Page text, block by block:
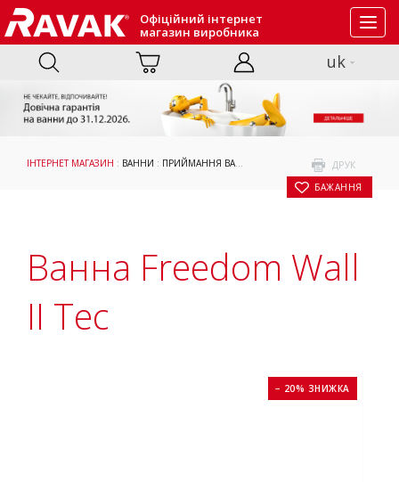
Офіційний інтернет
магазин виробника
uk
ДРУК
БАЖАННЯ
ІНТЕРНЕТ МАГАЗИН : ВАННИ : ПРИЙМАННЯ ВАННИ : ВАННА FREEDOM WALL II TEC
Ванна Freedom Wall
II Tec
− 20% ЗНИЖКА